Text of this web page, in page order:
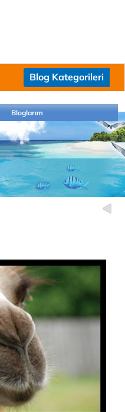
Blog Kategorileri
Bloglarım